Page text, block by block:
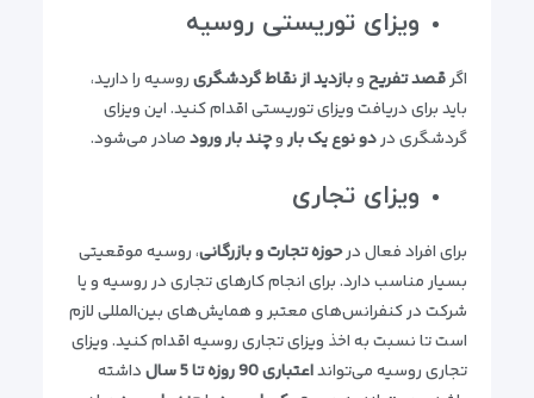
ویزای توریستی روسیه
اگرقصد تفریحوبازدید از نقاط گردشگریروسیه را دارید،
باید برای دریافت ویزای توریستی اقدام کنید. این ویزای
گردشگری دردو نوع یک باروچند بار ورودصادر می‌شود.
ویزای تجاری
برای افراد فعال درحوزه تجارت و بازرگانی، روسیه موقعیتی
بسیار مناسب دارد. برای انجام کارهای تجاری در روسیه و یا
شرکت در کنفرانس‌های معتبر و همایش‌های بین‌المللی لازم
است تا نسبت به اخذ ویزای تجاری روسیه اقدام کنید. ویزای
تجاری روسیه می‌توانداعتباری 90 روزه تا 5 سال
داشته